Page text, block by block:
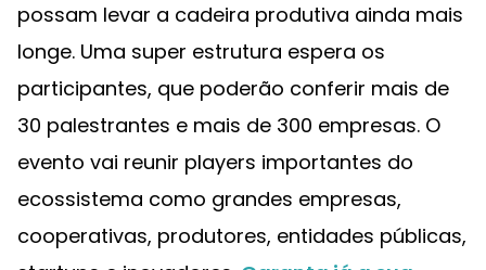
possam levar a cadeira produtiva ainda mais
longe. Uma super estrutura espera os
participantes, que poderão conferir mais de
30 palestrantes e mais de 300 empresas. O
evento vai reunir players importantes do
ecossistema como grandes empresas,
cooperativas, produtores, entidades públicas,